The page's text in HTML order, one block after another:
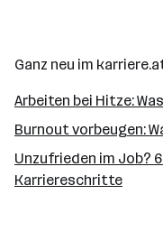
Ganz neu im
Arbeiten bei Hitze:
Burnout vorbeugen:
Unzufrieden im Job?
Karriereschritte